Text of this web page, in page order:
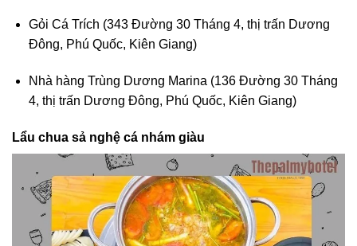
Gỏi Cá Trích (343 Đường 30 Tháng 4, thị trấn Dương
Đông, Phú Quốc, Kiên Giang)
Nhà hàng Trùng Dương Marina (136 Đường 30 Tháng
4, thị trấn Dương Đông, Phú Quốc, Kiên Giang)
Lẩu chua sả nghệ cá nhám giàu